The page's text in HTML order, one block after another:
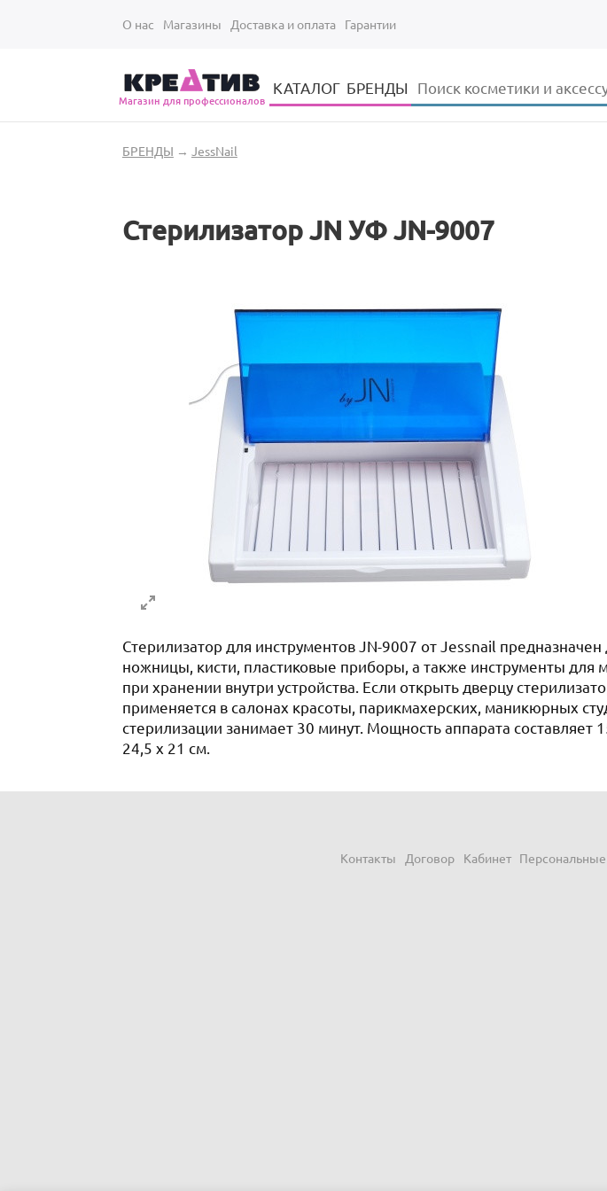
О нас Магазины Доставка и оплата Гарантии
Магазин для профессионалов
КАТАЛОГ БРЕНДЫ Форма поиска
Поиск
Вы здесь
БРЕНДЫ → JessNail
Стерилизатор JN УФ JN-9007
Стерилизатор для инструментов JN-9007 от Jessnail
ножницы, кисти, пластиковые приборы, а также инструменты
при хранении внутри устройства. Если открыть дверцу
применяется в салонах красоты, парикмахерских, маникюрных
стерилизации занимает 30 минут. Мощность аппарата
24,5 х 21 см.
Контакты Договор Кабинет